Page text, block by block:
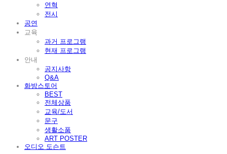
연혁
전시
공연
교육
과거 프로그램
현재 프로그램
안내
공지사항
Q&A
화방스토어
BEST
전체상품
교육/도서
문구
생활소품
ART POSTER
오디오 도슨트